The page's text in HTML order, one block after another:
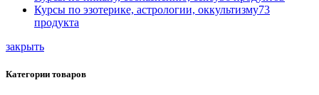
Курсы по эзотерике, астрологии, оккультизму73
продукта
закрыть
Категории товаров